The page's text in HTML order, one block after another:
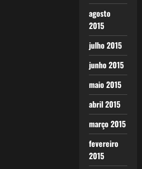
agosto
2015
julho 2015
junho 2015
maio 2015
abril 2015
março 2015
fevereiro
2015